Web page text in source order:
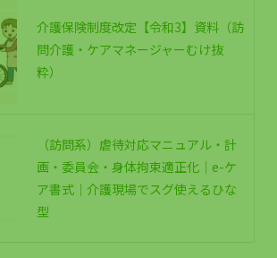
介護保険制度改定【令和3】資料（訪
問介護・ケアマネージャーむけ抜
粋）
（訪問系）虐待対応マニュアル・計
画・委員会・身体拘束適正化｜e-ケ
ア書式｜介護現場でスグ使えるひな
型